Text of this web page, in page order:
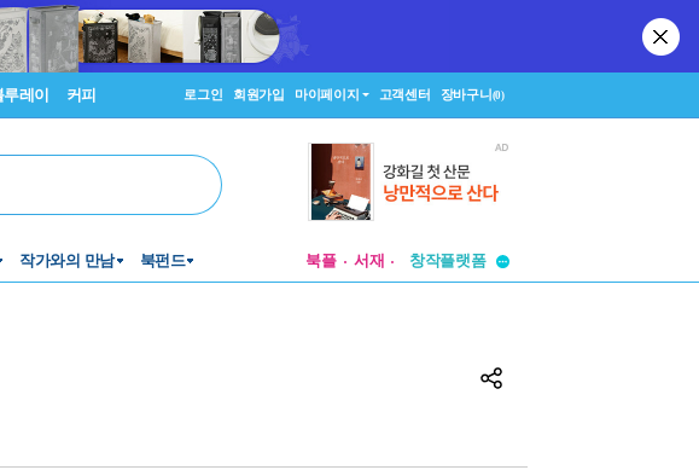
루레이 커피 로그인 회원가입 마이페이지 고객센터 장바구니(0)
작가와의 만남 북펀드 북플 서재
창작플랫폼